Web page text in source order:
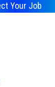
Your Job